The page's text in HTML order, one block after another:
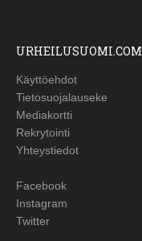
URHEILUSUOMI.COM
Käyttöehdot
Tietosuojalauseke
Mediakortti
Rekrytointi
Yhteystiedot
Facebook
Instagram
Twitter